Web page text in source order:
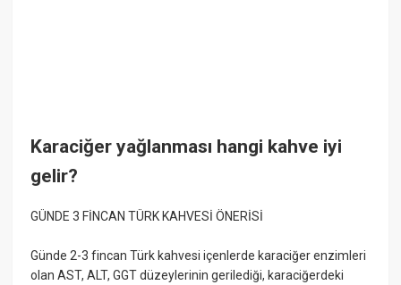
Karaciğer yağlanması hangi kahve iyi
gelir?
GÜNDE 3 FİNCAN TÜRK KAHVESİ ÖNERİSİ
Günde 2-3 fincan Türk kahvesi içenlerde karaciğer enzimleri
olan AST, ALT, GGT düzeylerinin gerilediği, karaciğerdeki